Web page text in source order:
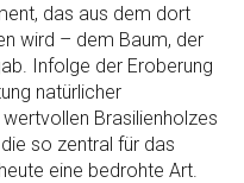
das aus dem dort
wird – dem Baum, der
Infolge der Eroberung
natürlicher
Brasilienholzes
so zentral für das
eine bedrohte Art.